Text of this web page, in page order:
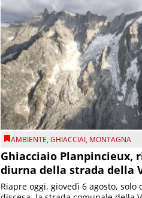
AMBIENTE,GHIACCIAI, MONTAGNA
Ghiacciaio Planpincieux,
diurna della strada della
Riapre oggi, giovedì 6 agosto, solo